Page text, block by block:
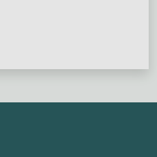
da 1 a 5 stelle